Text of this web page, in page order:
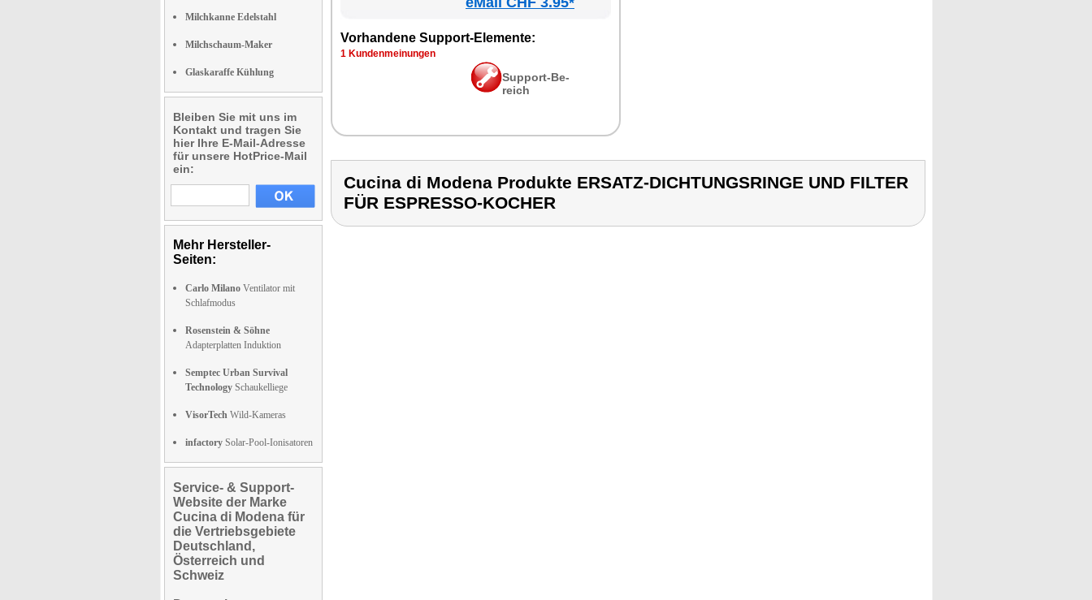
Milchkanne Edelstahl
Milchschaum-Maker
Glaskaraffe Kühlung
Bleiben Sie mit uns im
Kontakt und tragen Sie
hier Ihre E-Mail-Adresse
für unsere HotPrice-Mail
ein:
Mehr Hersteller-
Seiten:
Carlo Milano Ventilator mit
Schlafmodus
Rosenstein & Söhne
Adapterplatten Induktion
Semptec Urban Survival
Technology Schaukelliege
VisorTech Wild-Kameras
infactory Solar-Pool-Ionisatoren
Service- & Support-
Website der Marke
Cucina di Modena für
die Vertriebsgebiete
Deutschland,
Österreich und
Schweiz
Vor­han­de­ne Sup­port-Ele­men­te:
1 Kun­den­mei­nun­gen
Sup­port-Be­
reich
Cucina di Modena Produkte ERSATZ-DICHTUNGSRINGE UND FILTER
FÜR ESPRESSO-KOCHER